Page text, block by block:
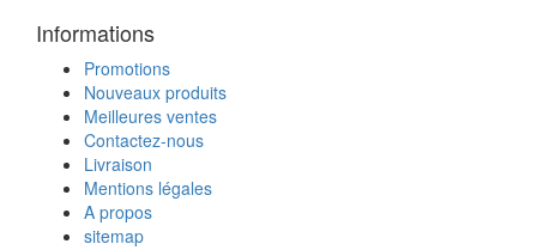
Informations
Promotions
Nouveaux produits
Meilleures ventes
Contactez-nous
Livraison
Mentions légales
A propos
sitemap